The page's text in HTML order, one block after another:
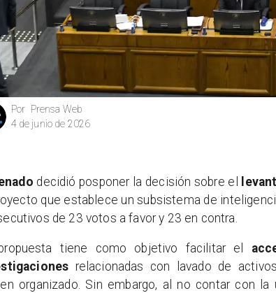
Prensa Web
Por
4 de junio de 2026
decidió posponer la decisión sobre el
que establece un subsistema de
de 23 votos a favor y 23 en contra.
tiene como objetivo facilitar el
relacionadas con lavado de
organizado. Sin embargo, al no contar con